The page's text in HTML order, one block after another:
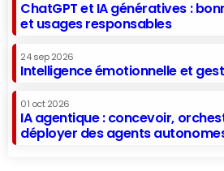
ChatGPT et IA génératives :
et usages responsables
24 sep 2026
Intelligence émotionnelle et
01 oct 2026
IA agentique : concevoir,
déployer des agents